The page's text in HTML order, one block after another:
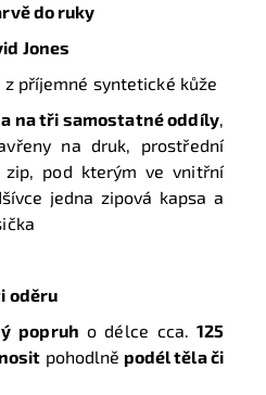
do ruky
Jones
příjemné syntetické kůže
na tři samostatné oddíly,
na druk, prostřední
pod kterým ve vnitřní
jedna zipová kapsa a
oděru
popruh o délce cca. 125
pohodlně podél těla či